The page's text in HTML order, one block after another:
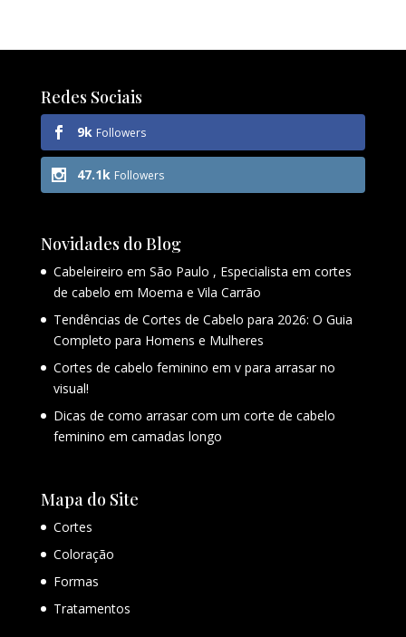
Redes Sociais
9k Followers
47.1k Followers
Novidades do Blog
Cabeleireiro em São Paulo , Especialista em cortes
de cabelo em Moema e Vila Carrão
Tendências de Cortes de Cabelo para 2026: O Guia
Completo para Homens e Mulheres
Cortes de cabelo feminino em v para arrasar no
visual!
Dicas de como arrasar com um corte de cabelo
feminino em camadas longo
Mapa do Site
Cortes
Coloração
Formas
Tratamentos